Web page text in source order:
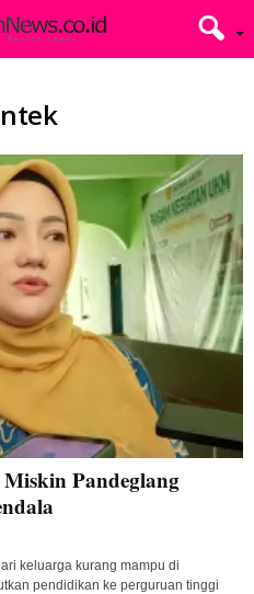
Pandeglang
keluarga kurang mampu di
pendidikan ke perguruan tinggi